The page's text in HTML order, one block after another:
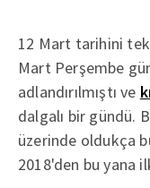
12 Mart tarihini
Mart Perşembe
adlandırılmıştı ve
dalgalı bir gündü.
üzerinde oldukça
2018'den bu yana